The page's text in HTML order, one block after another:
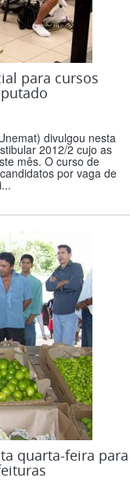
para cursos
divulgou nesta
2012/2 cujo as
mês. O curso de
por vaga de
quarta-feira para